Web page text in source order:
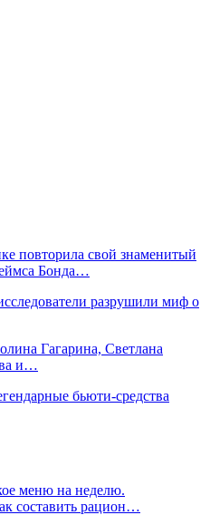
повторила свой знаменитый
Бонда…
разрушили миф о
Гагарина, Светлана
и…
бьюти-средства
меню на неделю.
составить рацион…